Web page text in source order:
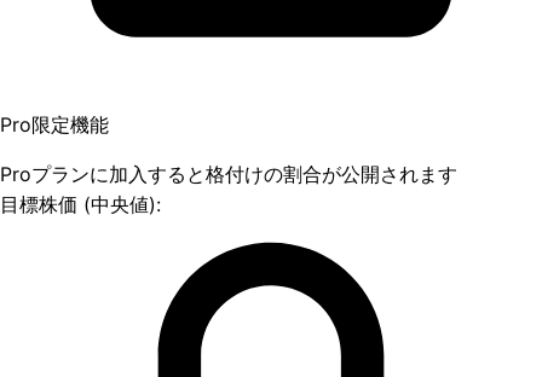
Pro限定機能
Proプランに加入すると格付けの割合が公開されます
目標株価 (中央値):